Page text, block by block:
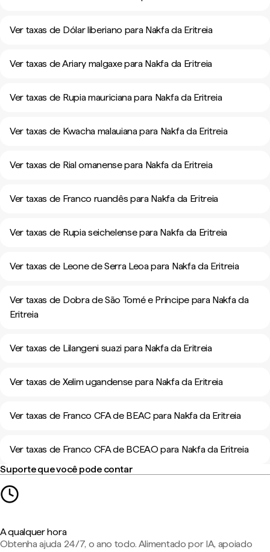
Ver taxas de Dólar liberiano para Nakfa da Eritreia
Ver taxas de Ariary malgaxe para Nakfa da Eritreia
Ver taxas de Rupia mauriciana para Nakfa da Eritreia
Ver taxas de Kwacha malauiana para Nakfa da Eritreia
Ver taxas de Rial omanense para Nakfa da Eritreia
Ver taxas de Franco ruandês para Nakfa da Eritreia
Ver taxas de Rupia seichelense para Nakfa da Eritreia
Ver taxas de Leone de Serra Leoa para Nakfa da Eritreia
Ver taxas de Dobra de São Tomé e Príncipe para Nakfa da
Eritreia
Ver taxas de Lilangeni suazi para Nakfa da Eritreia
Ver taxas de Xelim ugandense para Nakfa da Eritreia
Ver taxas de Franco CFA de BEAC para Nakfa da Eritreia
Ver taxas de Franco CFA de BCEAO para Nakfa da Eritreia
Suporte que você pode contar
A qualquer hora
Obtenha ajuda 24/7, o ano todo. Alimentado por IA, apoiado